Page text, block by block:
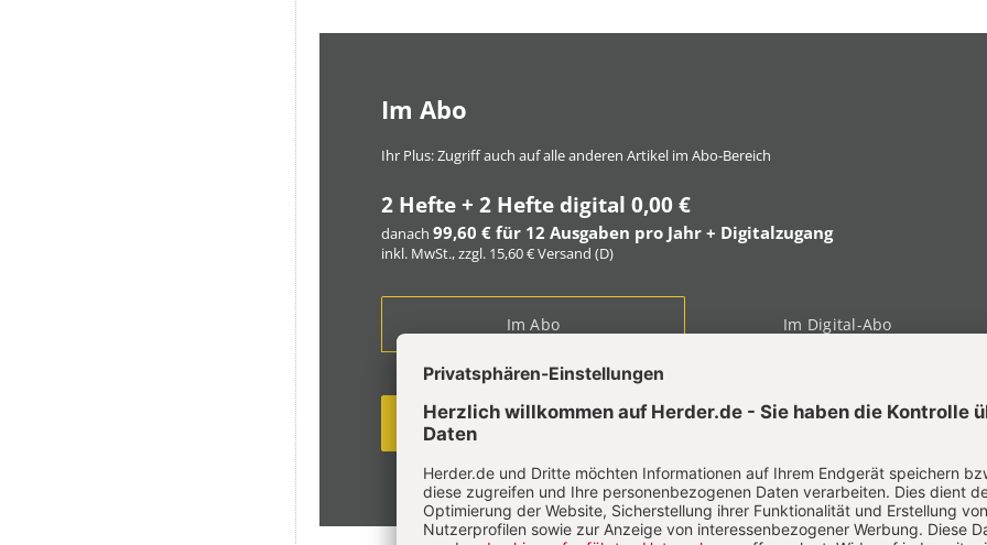
Im Abo
Ihr Plus: Zugriff auch auf alle anderen Artikel im Abo-Bereich
2 Hefte + 2 Hefte digital 0,00 €
danach 99,60 € für 12 Ausgaben pro Jahr + Digitalzugang
inkl. MwSt., zzgl. 15,60 € Versand (D)
Im Abo Im Digital-Abo
ABO TESTEN